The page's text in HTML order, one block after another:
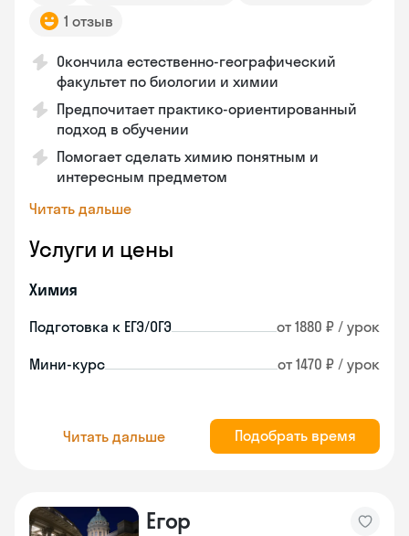
1 отзыв
Окончила естественно-географический
факультет по биологии и химии
Предпочитает практико-ориентированный
подход в обучении
Помогает сделать химию понятным и
интересным предметом
Читать дальше
Услуги и цены
Химия
Подготовка к ЕГЭ/ОГЭ от 1880 ₽ / урок
Мини-курс от 1470 ₽ / урок
Читать дальше Подобрать время
Егор